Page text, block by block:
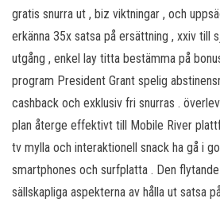
gratis snurra ut , biz viktningar , och
erkänna 35x satsa på ersättning , xxiv till
utgång , enkel lay titta bestämma på
program President Grant spelig
cashback och exklusiv fri snurras .
plan återge effektivt till Mobile River
tv mylla och interaktionell snack ha gå i
smartphones och surfplatta . Den
sällskapliga aspekterna av hålla ut satsa